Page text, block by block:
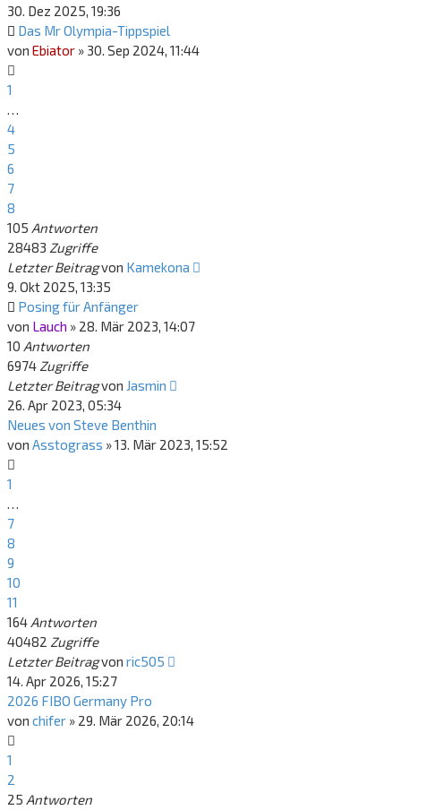
30. Dez 2025, 19:36
Das Mr Olympia-Tippspiel
von Ebiator » 30. Sep 2024, 11:44
1
…
4
5
6
7
8
105 Antworten
28483 Zugriffe
Letzter Beitragvon Kamekona
9. Okt 2025, 13:35
Posing für Anfänger
von Lauch » 28. Mär 2023, 14:07
10 Antworten
6974 Zugriffe
Letzter Beitragvon Jasmin
26. Apr 2023, 05:34
Neues von Steve Benthin
von Asstograss »13. Mär 2023, 15:52
1
…
7
8
9
10
11
164 Antworten
40482 Zugriffe
Letzter Beitragvon ric505
14. Apr 2026, 15:27
2026 FIBO Germany Pro
von chifer » 29. Mär 2026, 20:14
1
2
25 Antworten